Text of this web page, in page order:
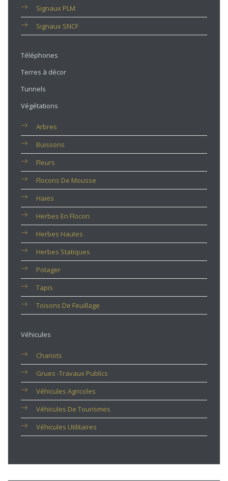
Signaux PLM
Signaux SNCF
Téléphones
Terres à décor
Tunnels
Végétations
Arbres
Buissons
Fleurs
Flocons De Mousse
Haies
Herbes En Flocon
Herbes Hautes
Herbes Statiques
Potager
Tapis
Toisons De Feuillage
Véhicules
Chariots
Grues -travaux Publics
Véhicules Agricoles
Véhicules De Tourismes
Véhicules Utilitaires